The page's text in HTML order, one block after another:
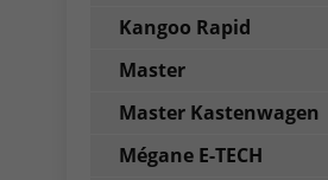
Kangoo Rapid
Master
Master Kastenwagen
Mégane E-TECH